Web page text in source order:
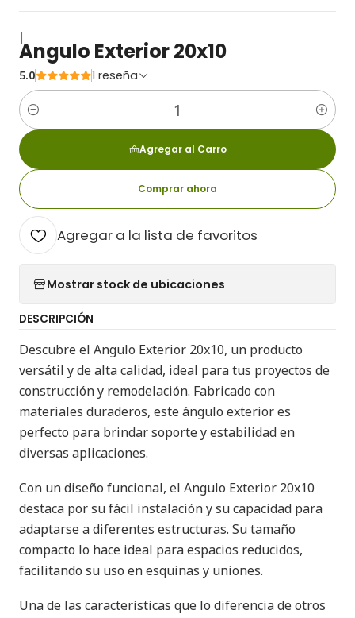
|
Angulo Exterior 20x10
5.0 1 reseña
Cantidad
Agregar al Carro
Comprar ahora
Agregar a la lista de favoritos
Mostrar stock de ubicaciones
DESCRIPCIÓN
Descubre el Angulo Exterior 20x10, un producto
versátil y de alta calidad, ideal para tus proyectos de
construcción y remodelación. Fabricado con
materiales duraderos, este ángulo exterior es
perfecto para brindar soporte y estabilidad en
diversas aplicaciones.
Con un diseño funcional, el Angulo Exterior 20x10
destaca por su fácil instalación y su capacidad para
adaptarse a diferentes estructuras. Su tamaño
compacto lo hace ideal para espacios reducidos,
facilitando su uso en esquinas y uniones.
Una de las características que lo diferencia de otros